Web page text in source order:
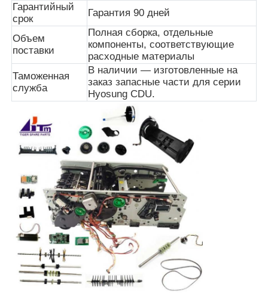
Отправить запрос
Части для банкомата Diebold
Запчасти для банкоматов NCR
Запчасти для банкоматов Wincor
Части банкомата Hyosung
Части для банкоматов Fujitsu
Части для банкоматов Hitachi
Части GRG ATM
Гарантийный
срок
Гарантия 90 дней
Объем
поставки
Полная сборка, отдельные
компоненты, соответствующие
расходные материалы
Таможенная
служба
В наличии — изготовленные на
заказ запасные части для серии
Hyosung CDU.